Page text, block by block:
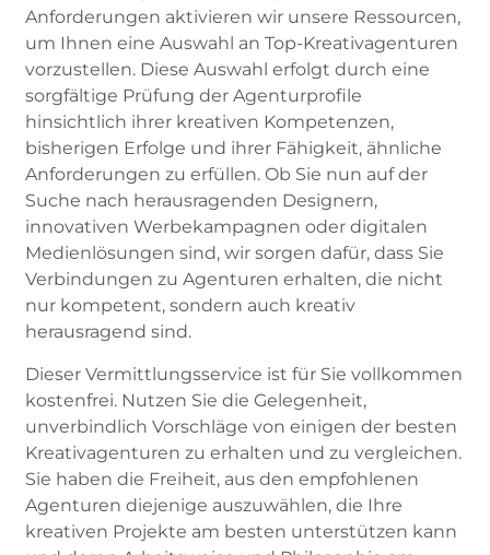
Anforderungen aktivieren wir unsere Ressourcen,
um Ihnen eine Auswahl an Top-Kreativagenturen
vorzustellen. Diese Auswahl erfolgt durch eine
sorgfältige Prüfung der Agenturprofile
hinsichtlich ihrer kreativen Kompetenzen,
bisherigen Erfolge und ihrer Fähigkeit, ähnliche
Anforderungen zu erfüllen. Ob Sie nun auf der
Suche nach herausragenden Designern,
innovativen Werbekampagnen oder digitalen
Medienlösungen sind, wir sorgen dafür, dass Sie
Verbindungen zu Agenturen erhalten, die nicht
nur kompetent, sondern auch kreativ
herausragend sind.
Dieser Vermittlungsservice ist für Sie vollkommen
kostenfrei. Nutzen Sie die Gelegenheit,
unverbindlich Vorschläge von einigen der besten
Kreativagenturen zu erhalten und zu vergleichen.
Sie haben die Freiheit, aus den empfohlenen
Agenturen diejenige auszuwählen, die Ihre
kreativen Projekte am besten unterstützen kann